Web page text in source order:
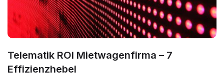
Telematik ROI Mietwagenfirma – 7
Effizienzhebel